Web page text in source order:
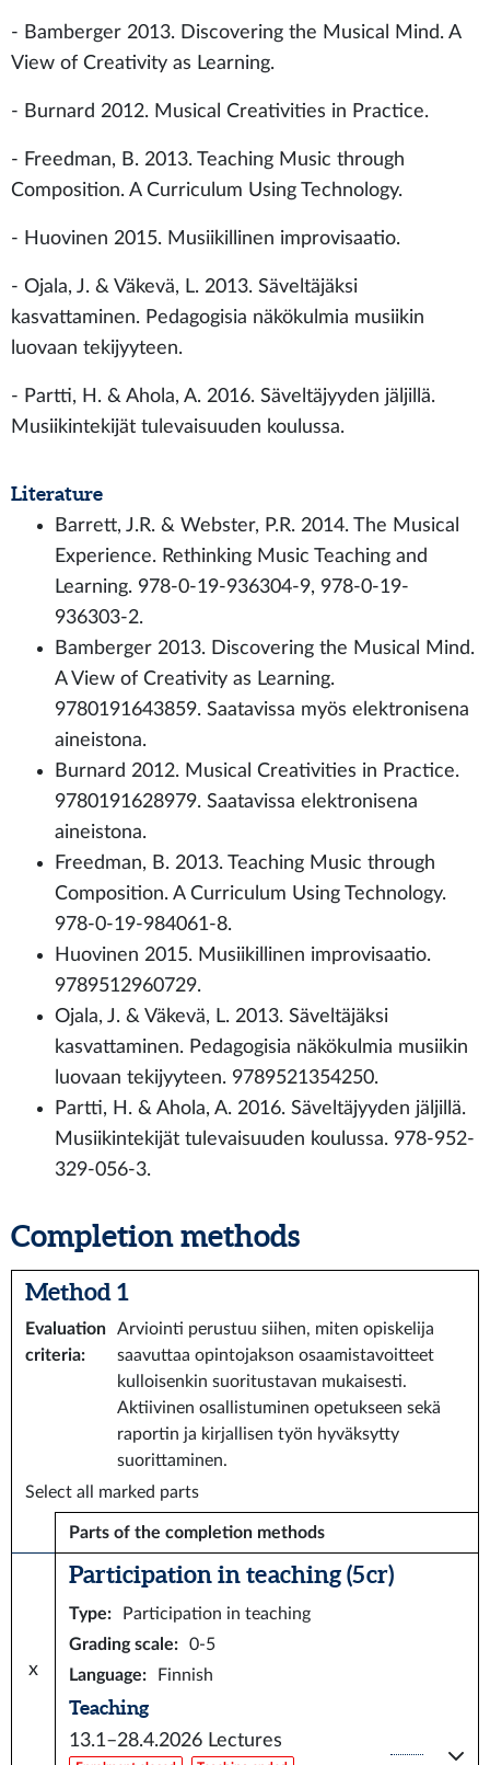
- Bamberger 2013. Discovering the Musical Mind. A
View of Creativity as Learning.
- Burnard 2012. Musical Creativities in Practice.
- Freedman, B. 2013. Teaching Music through
Composition. A Curriculum Using Technology.
- Huovinen 2015. Musiikillinen improvisaatio.
- Ojala, J. & Väkevä, L. 2013. Säveltäjäksi
kasvattaminen. Pedagogisia näkökulmia musiikin
luovaan tekijyyteen.
- Partti, H. & Ahola, A. 2016. Säveltäjyyden jäljillä.
Musiikintekijät tulevaisuuden koulussa.
Literature
Barrett, J.R. & Webster, P.R. 2014. The Musical
Experience. Rethinking Music Teaching and
Learning. 978-0-19-936304-9, 978-0-19-
936303-2.
Bamberger 2013. Discovering the Musical Mind.
A View of Creativity as Learning.
9780191643859. Saatavissa myös elektronisena
aineistona.
Burnard 2012. Musical Creativities in Practice.
9780191628979. Saatavissa elektronisena
aineistona.
Freedman, B. 2013. Teaching Music through
Composition. A Curriculum Using Technology.
978-0-19-984061-8.
Huovinen 2015. Musiikillinen improvisaatio.
9789512960729.
Ojala, J. & Väkevä, L. 2013. Säveltäjäksi
kasvattaminen. Pedagogisia näkökulmia musiikin
luovaan tekijyyteen. 9789521354250.
Partti, H. & Ahola, A. 2016. Säveltäjyyden jäljillä.
Musiikintekijät tulevaisuuden koulussa. 978-952-
329-056-3.
Completion methods
Method 1
Evaluation
criteria:
Arviointi perustuu siihen, miten opiskelija
saavuttaa opintojakson osaamistavoitteet
kulloisenkin suoritustavan mukaisesti.
Aktiivinen osallistuminen opetukseen sekä
raportin ja kirjallisen työn hyväksytty
suorittaminen.
Select all marked parts
Parts of the completion methods
x
Participation in teaching (5 cr)
Type:
Participation in teaching
Grading scale:
0-5
Language: Finnish
Teaching
13.1–28.4.2026 Lectures